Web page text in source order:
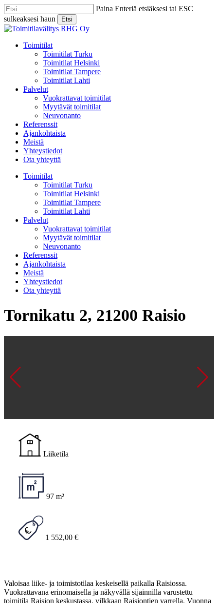
Skip
to
main
content
Paina Enteriä etsiäksesi tai ESC
sulkeaksesi haun
Etsi
Close
Menu
Toimitilat
Toimitilat Turku
Toimitilat Helsinki
Toimitilat Tampere
Toimitilat Lahti
Palvelut
Vuokrattavat toimitilat
Myytävät toimitilat
Neuvonanto
Referenssit
Ajankohtaista
Meistä
Yhteystiedot
Ota yhteyttä
Toimitilat
Toimitilat Turku
Toimitilat Helsinki
Toimitilat Tampere
Toimitilat Lahti
Palvelut
Vuokrattavat toimitilat
Myytävät toimitilat
Neuvonanto
Referenssit
Ajankohtaista
Meistä
Yhteystiedot
Ota yhteyttä
Tornikatu 2, 21200 Raisio
Liiketila
97 m²
1 552,00 €
Valoisaa liike- ja toimistotilaa keskeisellä paikalla Raisiossa.
Vuokrattavana erinomaisella ja näkyvällä sijainnilla varustettu
toimitila Raision keskustassa, vilkkaan Raisiontien varrella. Vuonna